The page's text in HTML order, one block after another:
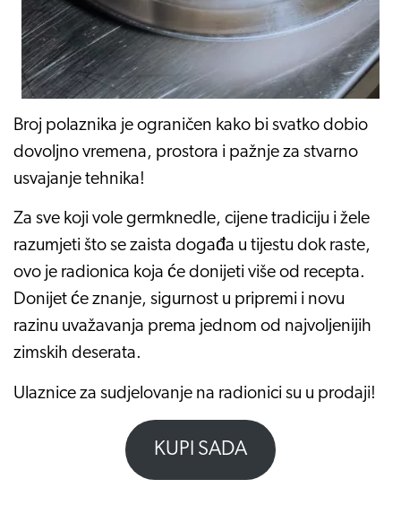
Broj polaznika je ograničen kako bi svatko dobio
dovoljno vremena, prostora i pažnje za stvarno
usvajanje tehnika!
Za sve koji vole germknedle, cijene tradiciju i žele
razumjeti što se zaista događa u tijestu dok raste,
ovo je radionica koja će donijeti više od recepta.
Donijet će znanje, sigurnost u pripremi i novu
razinu uvažavanja prema jednom od najvoljenijih
zimskih deserata.
Ulaznice za sudjelovanje na radionici su u prodaji!
KUPI SADA